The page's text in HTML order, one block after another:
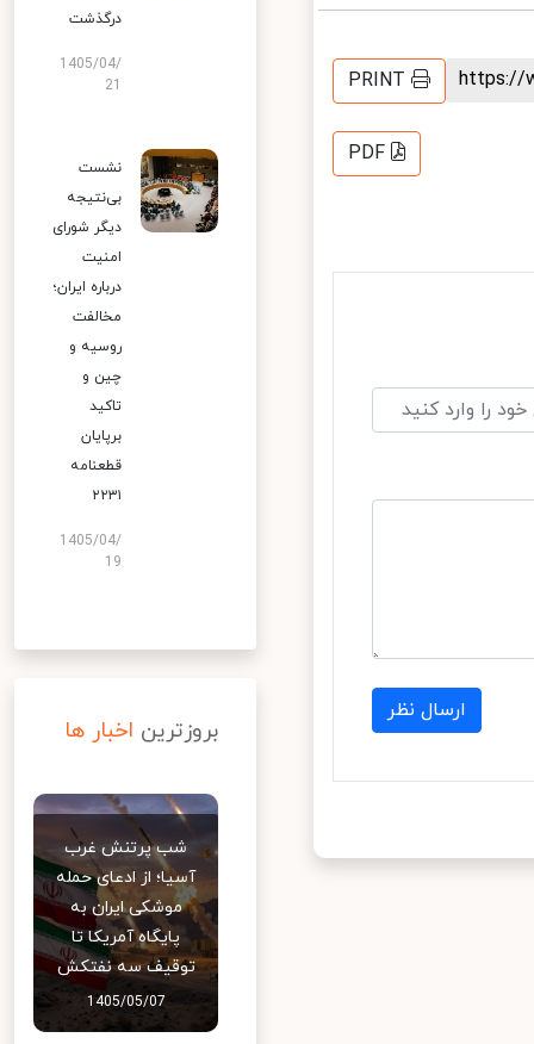
PRINT
PDF
ارسال نظر
درگذشت
1405/04/
نشست
بی‌نتیجه
دیگر شورای
امنیت
درباره ایران؛
مخالفت
روسیه و
چین و
تاکید
برپایان
قطعنامه
۲۲۳۱
1405/04/
19
بروزترین اخبار ها
شب پرتنش غرب
آسیا؛ از ادعای حمله
موشکی ایران به
پایگاه آمریکا تا
توقیف سه نفتکش
1405/05/07